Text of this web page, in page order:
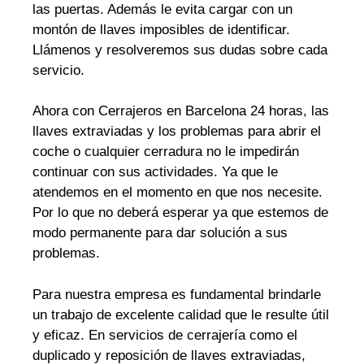
las puertas. Además le evita cargar con un
montón de llaves imposibles de identificar.
Llámenos y resolveremos sus dudas sobre cada
servicio.
Ahora con Cerrajeros en Barcelona 24 horas, las
llaves extraviadas y los problemas para abrir el
coche o cualquier cerradura no le impedirán
continuar con sus actividades. Ya que le
atendemos en el momento en que nos necesite.
Por lo que no deberá esperar ya que estemos de
modo permanente para dar solución a sus
problemas.
Para nuestra empresa es fundamental brindarle
un trabajo de excelente calidad que le resulte útil
y eficaz. En servicios de cerrajería como el
duplicado y reposición de llaves extraviadas,